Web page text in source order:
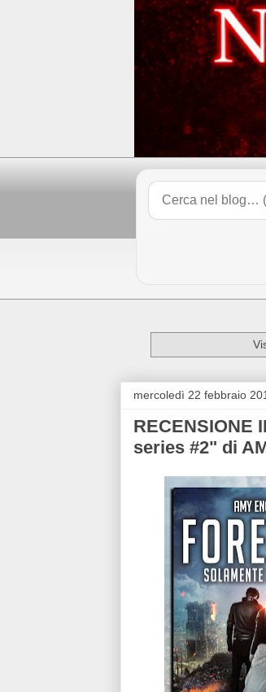
mercoledì 22 febbraio
RECENSIONE
series #2" di